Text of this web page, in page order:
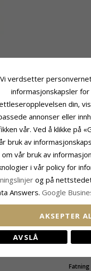
Fatning
Vi verdsetter
informasjonskapsler
din,
annonser eller
vår. Ved å klikke på
bruk av
vår bruk av
i vår policy for
og på
Answers. Google
AKSEPTER
AVSLÅ